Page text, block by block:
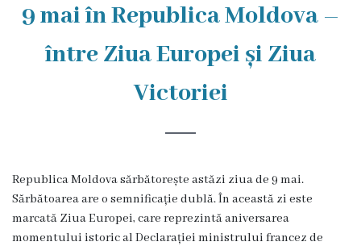
în
Rezina
audiență
Primarul
9 mai în Republica Moldova –
între Ziua Europei și Ziua
Victoriei
Republica Moldova sărbătorește astăzi ziua de 9 mai.
Sărbătoarea are o semnificație dublă. În această zi este
marcată Ziua Europei, care reprezintă aniversarea
momentului istoric al Declarației ministrului francez de